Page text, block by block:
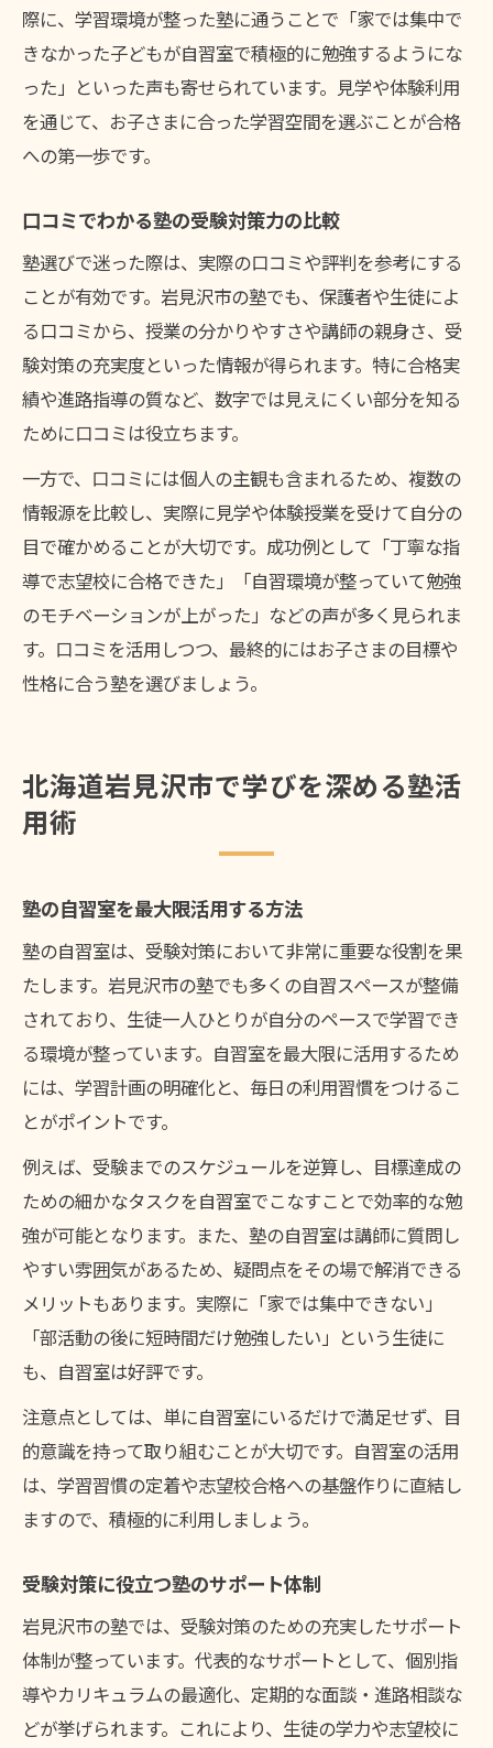
際に、学習環境が整った塾に通うことで「家では集中で
きなかった子どもが自習室で積極的に勉強するようにな
った」といった声も寄せられています。見学や体験利用
を通じて、お子さまに合った学習空間を選ぶことが合格
への第一歩です。
口コミでわかる塾の受験対策力の比較
塾選びで迷った際は、実際の口コミや評判を参考にする
ことが有効です。岩見沢市の塾でも、保護者や生徒によ
る口コミから、授業の分かりやすさや講師の親身さ、受
験対策の充実度といった情報が得られます。特に合格実
績や進路指導の質など、数字では見えにくい部分を知る
ために口コミは役立ちます。
一方で、口コミには個人の主観も含まれるため、複数の
情報源を比較し、実際に見学や体験授業を受けて自分の
目で確かめることが大切です。成功例として「丁寧な指
導で志望校に合格できた」「自習環境が整っていて勉強
のモチベーションが上がった」などの声が多く見られま
す。口コミを活用しつつ、最終的にはお子さまの目標や
性格に合う塾を選びましょう。
北海道岩見沢市で学びを深める塾活
用術
塾の自習室を最大限活用する方法
塾の自習室は、受験対策において非常に重要な役割を果
たします。岩見沢市の塾でも多くの自習スペースが整備
されており、生徒一人ひとりが自分のペースで学習でき
る環境が整っています。自習室を最大限に活用するため
には、学習計画の明確化と、毎日の利用習慣をつけるこ
とがポイントです。
例えば、受験までのスケジュールを逆算し、目標達成の
ための細かなタスクを自習室でこなすことで効率的な勉
強が可能となります。また、塾の自習室は講師に質問し
やすい雰囲気があるため、疑問点をその場で解消できる
メリットもあります。実際に「家では集中できない」
「部活動の後に短時間だけ勉強したい」という生徒に
も、自習室は好評です。
注意点としては、単に自習室にいるだけで満足せず、目
的意識を持って取り組むことが大切です。自習室の活用
は、学習習慣の定着や志望校合格への基盤作りに直結し
ますので、積極的に利用しましょう。
受験対策に役立つ塾のサポート体制
岩見沢市の塾では、受験対策のための充実したサポート
体制が整っています。代表的なサポートとして、個別指
導やカリキュラムの最適化、定期的な面談・進路相談な
どが挙げられます。これにより、生徒の学力や志望校に